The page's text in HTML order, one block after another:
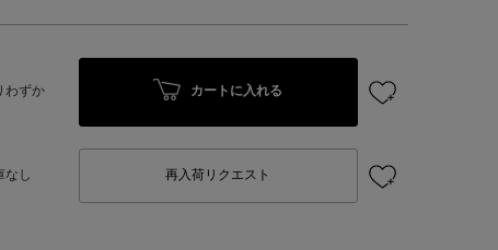
わずか カートに入れる
なし 再入荷リクエスト